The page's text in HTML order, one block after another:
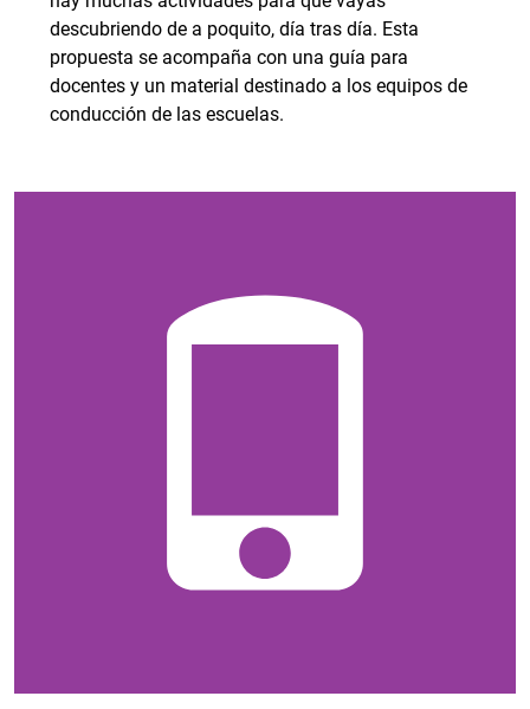
descubriendo de a poquito, día tras día. Esta
propuesta se acompaña con una guía para
docentes y un material destinado a los equipos de
conducción de las escuelas.